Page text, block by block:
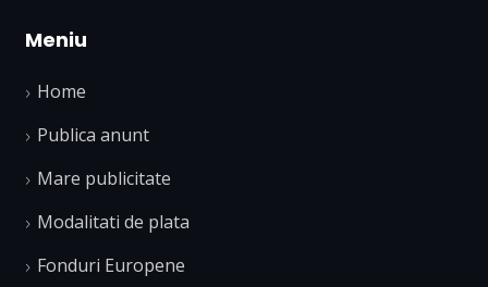
Meniu
Home
Publica anunt
Mare publicitate
Modalitati de plata
Fonduri Europene